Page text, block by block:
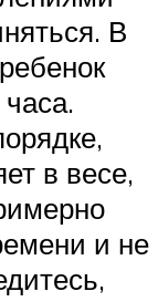
В
в весе,
и не